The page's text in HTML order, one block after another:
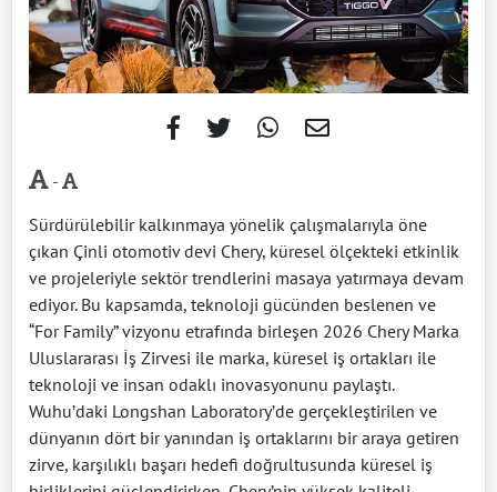
-
Sürdürülebilir kalkınmaya yönelik çalışmalarıyla öne
çıkan Çinli otomotiv devi Chery, küresel ölçekteki etkinlik
ve projeleriyle sektör trendlerini masaya yatırmaya devam
ediyor. Bu kapsamda, teknoloji gücünden beslenen ve
“For Family” vizyonu etrafında birleşen 2026 Chery Marka
Uluslararası İş Zirvesi ile marka, küresel iş ortakları ile
teknoloji ve insan odaklı inovasyonunu paylaştı.
Wuhu’daki Longshan Laboratory’de gerçekleştirilen ve
dünyanın dört bir yanından iş ortaklarını bir araya getiren
zirve, karşılıklı başarı hedefi doğrultusunda küresel iş